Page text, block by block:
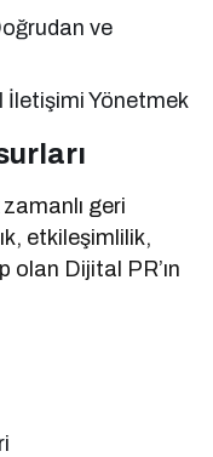
ve
İletişimi Yönetmek
geri
etkileşimlilik,
olan Dijital PR’ın